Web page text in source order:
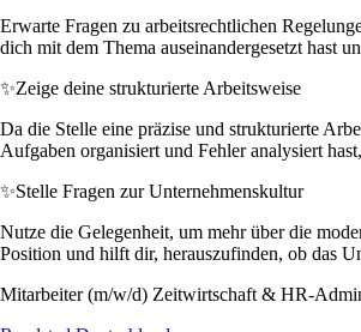
Erwarte Fragen zu arbeitsrechtlichen
dich mit dem Thema auseinandergesetzt hast
✨Zeige deine strukturierte Arbeitsweise
Da die Stelle eine präzise und strukturierte
Aufgaben organisiert und Fehler analysiert
✨Stelle Fragen zur Unternehmenskultur
Nutze die Gelegenheit, um mehr über die
Position und hilft dir, herauszufinden, ob das
Mitarbeiter (m/w/d) Zeitwirtschaft & HR-